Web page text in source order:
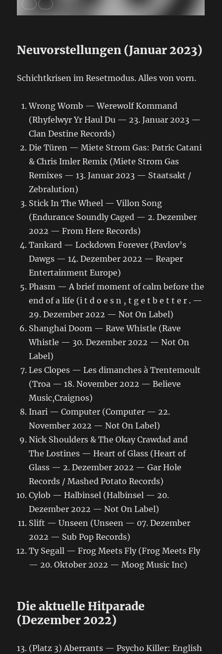
Neuvorstellungen (Januar 2023)
Schichtkrisen im Resetmodus. Alles von vorn.
Wrong Womb — Werewolf Kommand
(Rhyfelwyr Yr Haul Du — 23. Januar 2023 —
Clan Destine Records)
Die Türen — Miete Strom Gas: Patric Catani
& Chris Imler Remix (Miete Strom Gas
Remixes — 13. Januar 2023 — Staatsakt /
Zebralution)
Stick In The Wheel — Villon Song
(Endurance Soundly Caged — 2. Dezember
2022 — From Here Records)
Tankard — Lockdown Forever (Pavlov’s
Dawgs — 14. Dezember 2022 — Reaper
Entertainment Europe)
Phasm — A brief moment of calm before the
end of a life (i t d o e s n ‚ t g e t b e t t e r . —
29. Dezember 2022 — Not On Label)
Shanghai Doom — Rave Whistle (Rave
Whistle — 30. Dezember 2022 — Not On
Label)
Les Clopes — Les dimanches à Trentemoult
(Troa — 18. November 2022 — Believe
Music,Craignos)
Inari — Computer (Computer — 22.
November 2022 — Not On Label)
Nick Shoulders & The Okay Crawdad and
The Lostines — Heart of Glass (Heart of
Glass — 2. Dezember 2022 — Gar Hole
Records / Mashed Potato Records)
Cylob — Halbinsel (Halbinsel — 20.
Dezember 2022 — Not On Label)
Slift — Unseen (Unseen — 07. Dezember
2022 — Sub Pop Records)
Ty Segall — Frog Meets Fly (Frog Meets Fly
— 20. Oktober 2022 — Moog Music Inc)
Die aktuelle Hitparade
(Dezember 2022)
(Platz 3) Aberrants — Psycho Killer: English